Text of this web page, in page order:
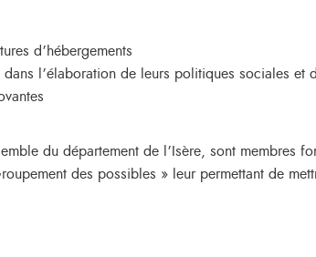
d’hébergements
l’élaboration de leurs politiques sociales et
du département de l’Isère, sont membres
des possibles » leur permettant de